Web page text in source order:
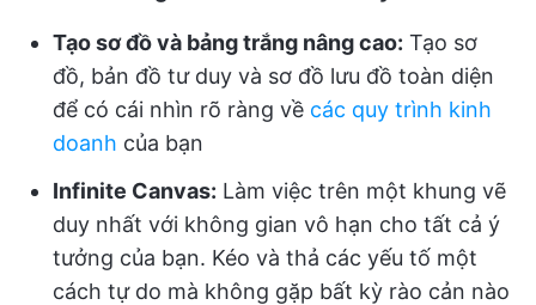
Tạo sơ đồ và bảng trắng nâng cao: Tạo sơ
đồ, bản đồ tư duy và sơ đồ lưu đồ toàn diện
để có cái nhìn rõ ràng về các quy trình kinh
doanh của bạn
Infinite Canvas: Làm việc trên một khung vẽ
duy nhất với không gian vô hạn cho tất cả ý
tưởng của bạn. Kéo và thả các yếu tố một
cách tự do mà không gặp bất kỳ rào cản nào